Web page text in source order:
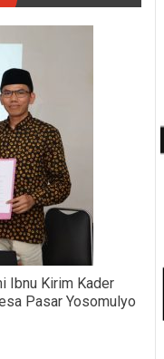
Kirim Kader
Pasar Yosomulyo